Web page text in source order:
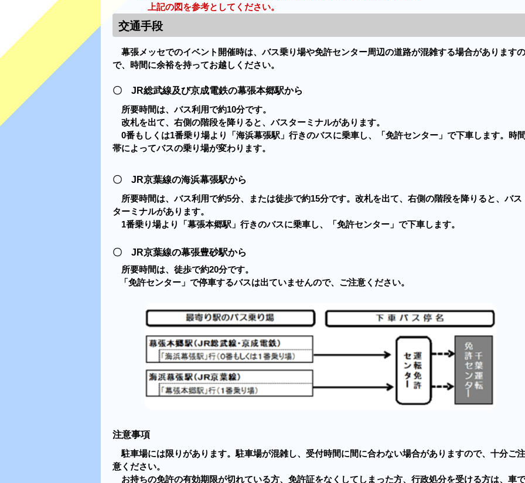
上記の図を参考としてください。
交通手段
幕張メッセでのイベント開催時は、バス乗り場や免許センター周辺の道路が混雑する場合がありますの
で、時間に余裕を持ってお越しください。
〇 JR総武線及び京成電鉄の幕張本郷駅から
所要時間は、バス利用で約10分です。
改札を出て、右側の階段を降りると、バスターミナルがあります。
0番もしくは1番乗り場より「海浜幕張駅」行きのバスに乗車し、「免許センター」で下車します。時
帯によってバスの乗り場が変わります。
〇 JR京葉線の海浜幕張駅から
所要時間は、バス利用で約5分、または徒歩で約15分です。改札を出て、右側の階段を降りると、バス
ターミナルがあります。
1番乗り場より「幕張本郷駅」行きのバスに乗車し、「免許センター」で下車します。
〇 JR京葉線の幕張豊砂駅から
所要時間は、徒歩で約20分です。
「免許センター」で停車するバスは出ていませんので、ご注意ください。
注意事項
駐車場には限りがあります。駐車場が混雑し、受付時間に間に合わない場合がありますので、十分ご注
意ください。
お持ちの免許の有効期限が切れている方、免許証をなくしてしまった方、行政処分を受ける方は、車で